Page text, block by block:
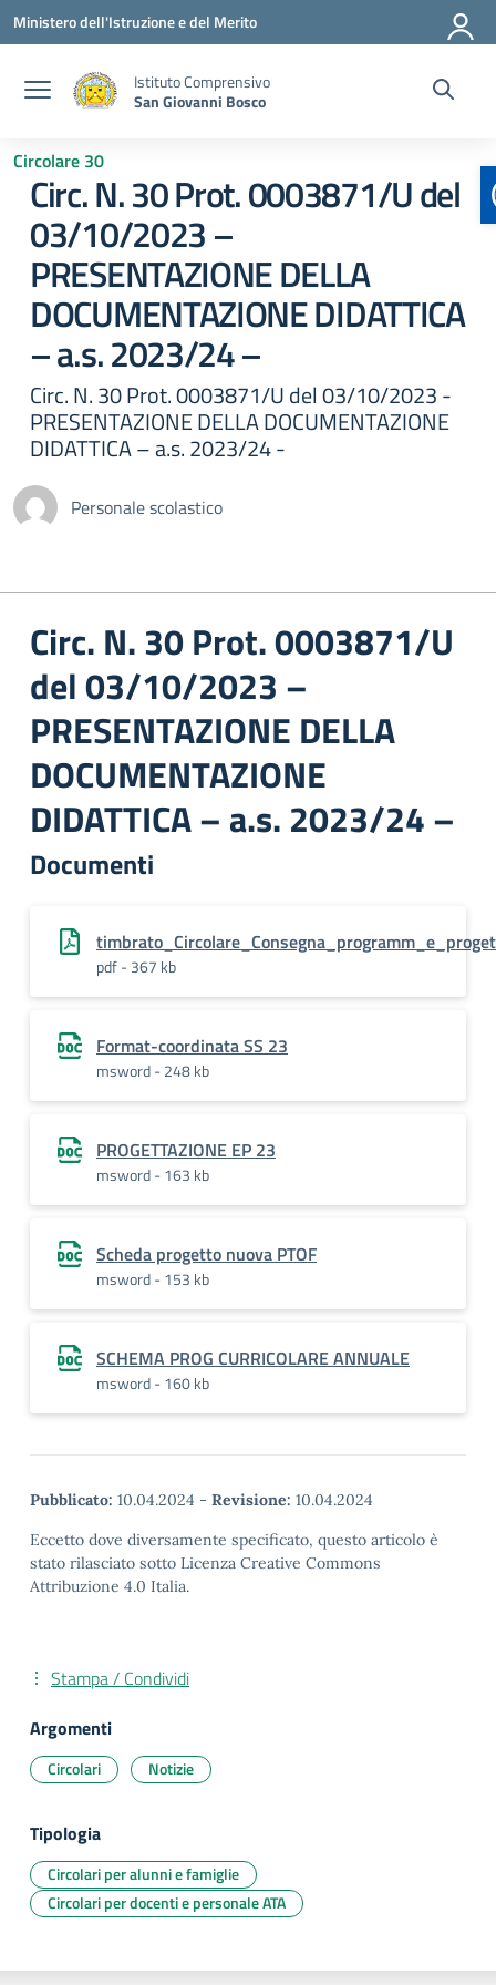
Vai ai contenuti
Vai al menu di navigazione
Vai al footer
Ministero dell'Istruzione e del Merito
Istituto Comprensivo
San Giovanni Bosco
Circolare 30
Circ. N. 30 Prot. 0003871/U del
03/10/2023 –
PRESENTAZIONE DELLA
DOCUMENTAZIONE DIDATTICA
– a.s. 2023/24 –
Circ. N. 30 Prot. 0003871/U del 03/10/2023 -
PRESENTAZIONE DELLA DOCUMENTAZIONE
DIDATTICA – a.s. 2023/24 -
Personale scolastico
Circ. N. 30 Prot. 0003871/U
del 03/10/2023 –
PRESENTAZIONE DELLA
DOCUMENTAZIONE
DIDATTICA – a.s. 2023/24 –
Documenti
pdf - 367 kb
Format-coordinata SS 23
msword - 248 kb
PROGETTAZIONE EP 23
msword - 163 kb
Scheda progetto nuova PTOF
msword - 153 kb
SCHEMA PROG CURRICOLARE ANNUALE
msword - 160 kb
Pubblicato: 10.04.2024 - Revisione: 10.04.2024
Eccetto dove diversamente specificato, questo articolo è
stato rilasciato sotto Licenza Creative Commons
Attribuzione 4.0 Italia.
Stampa / Condividi
Argomenti
Circolari Notizie
Tipologia
Circolari per alunni e famiglie
Circolari per docenti e personale ATA